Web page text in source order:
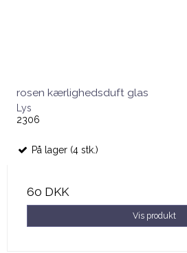
rosen kærlighedsduft glas
Lys
2306
På lager (4 stk.)
60 DKK
Vis produkt